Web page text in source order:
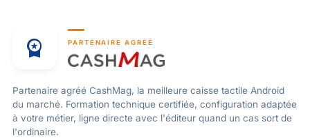
workspace_premium PARTENAIRE AGRÉÉ
Partenaire agréé CashMag, la meilleure caisse tactile Android
du marché. Formation technique certifiée, configuration adaptée
à votre métier, ligne directe avec l'éditeur quand un cas sort de
l'ordinaire.